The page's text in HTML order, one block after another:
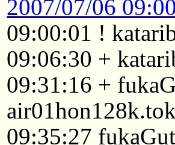
2007/07/06
09:00:01 !
09:06:30 +
09:31:16 +
09:35:27